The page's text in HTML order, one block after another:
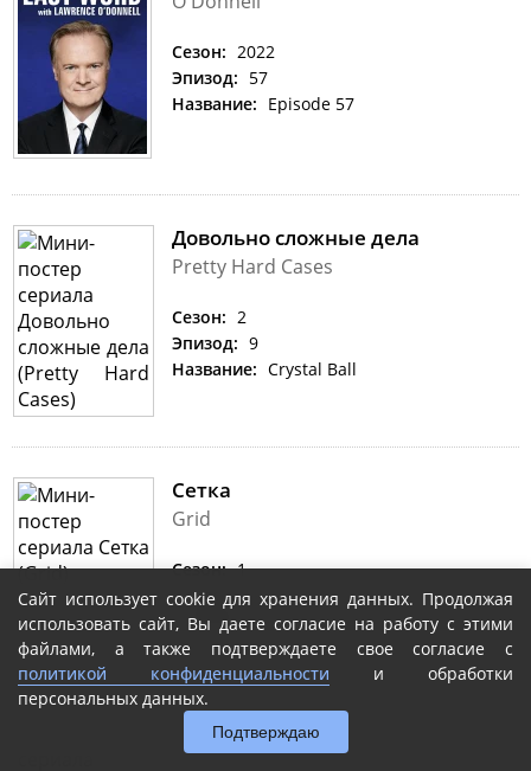
Сезон: 2022
Эпизод: 57
Название: Episode 57
Довольно сложные дела
Pretty Hard Cases
Сезон: 2
Эпизод: 9
Название: Crystal Ball
Сетка
Grid
Сезон: 1
Эпизод: 6
Название: Episode 6
Холлиокс
Hollyoaks
Сайт использует cookie для хранения данных. Продолжая
использовать сайт, Вы даете согласие на работу с этими
файлами, а также подтверждаете свое согласие с
политикой конфиденциальности и обработки
персональных данных.
Подтверждаю